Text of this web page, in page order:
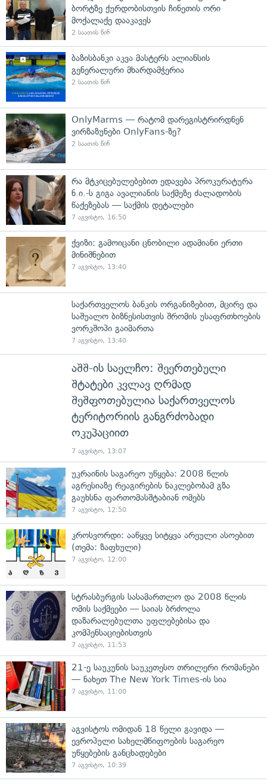
ბორტზე ქურდობისთვის ჩინეთის ორი
მოქალაქე დააკავეს
2 საათის წინ
ბაზისბანკი აკვა მასტერს ალიანსის
გენერალური მხარდამჭერია
2 საათის წინ
OnlyMarms — რატომ დარეგისტრირდნენ
ვირზაზუნები OnlyFans-ზე?
2 საათის წინ
რა მტკიცებულებებით ედავება პროკურატურა
ნ.ი.-ს გიგა ავალიანის საქმეზე ძალადობის
წაქეზებას — საქმის დეტალები
7 აგვისტო, 16:50
ქვიზი: გამოიცანი ცნობილი ადამიანი ერთი
მინიშნებით
7 აგვისტო, 13:40
საქართველოს ბანკის ორგანიზებით, მცირე და
საშუალო ბიზნესისთვის შრომის უსაფრთხოების
ვორკშოპი გაიმართა
7 აგვისტო, 13:40
აშშ-ის საელჩო: შეერთებული
შტატები კვლავ ღრმად
შეშფოთებულია საქართველოს
ტერიტორიის განგრძობადი
ოკუპაციით
7 აგვისტო, 13:07
უკრაინის საგარეო უწყება: 2008 წლის
აგრესიაზე რეაგირების ნაკლებობამ გზა
გაუხსნა ფართომასშტაბიან ომებს
7 აგვისტო, 12:50
კროსვორდი: ააწყვე სიტყვა არეული ასოებით
(თემა: ზაფხული)
7 აგვისტო, 12:00
სტრასბურგის სასამართლო და 2008 წლის
ომის საქმეები — საიას ბრძოლა
დაზარალებულთა უფლებებისა და
კომპენსაციებისთვის
7 აგვისტო, 11:53
21-ე საუკუნის საუკეთესო თრილერი რომანები
— ნახეთ The New York Times-ის სია
7 აგვისტო, 11:00
აგვისტოს ომიდან 18 წელი გავიდა —
ევროპული სახელმწიფოების საგარეო
უწყებების განცხადებები
7 აგვისტო, 10:39